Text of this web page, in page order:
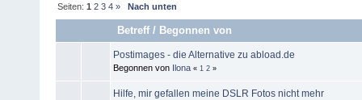
Seiten:1 2 3 4 » Nach unten
Betreff/ Begonnen von
Postimages - die Alternative zu abload.de
Begonnen von Ilona « 1 2 »
Hilfe, mir gefallen meine DSLR Fotos nicht mehr